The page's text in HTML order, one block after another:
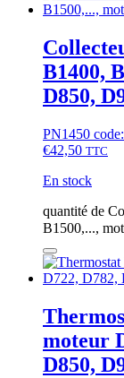
B1400,
D850,
PN1450
€42,50 TTC
En stock
quantité de
B1500,...,
moteur
D850,